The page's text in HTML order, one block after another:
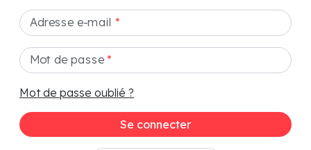
Adresse e-mail *
Mot de passe*
Mot de passe oublié ?
Se connecter